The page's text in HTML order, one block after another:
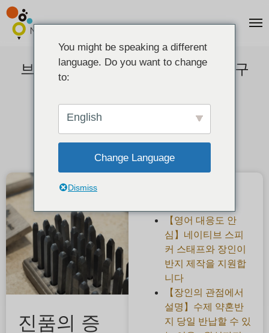
브랜드 각인・조각에 사용하는 도구
진품의 증
【영어 대응도 안
심】네이티브 스피
커 스태프와 장인이
반지 제작을 지원합
니다
【장인의 관점에서
설명】수제 약혼반
지 당일 반납할 수 있
You might be speaking a different
language. Do you want to change
to:
English
Change Language
Dismiss